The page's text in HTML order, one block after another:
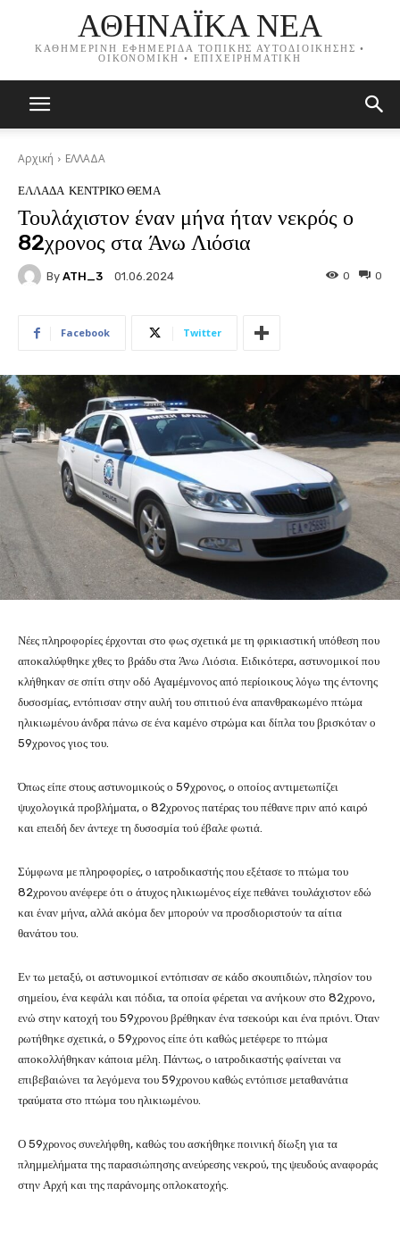
ΑΘΗΝΑΪΚΑ ΝΕΑ
ΚΑΘΗΜΕΡΙΝΗ ΕΦΗΜΕΡΙΔΑ ΤΟΠΙΚΗΣ ΑΥΤΟΔΙΟΙΚΗΣΗΣ •
ΟΙΚΟΝΟΜΙΚΗ • ΕΠΙΧΕΙΡΗΜΑΤΙΚΗ
Αρχική ΕΛΛΑΔΑ
ΕΛΛΑΔΑ ΚΕΝΤΡΙΚΟ ΘΕΜΑ
Τουλάχιστον έναν μήνα ήταν νεκρός ο
82χρονος στα Άνω Λιόσια
By ATH_3 01.06.2024 0
0
Facebook Twitter
Νέες πληροφορίες έρχονται στο φως σχετικά με τη φρικιαστική υπόθεση που
αποκαλύφθηκε χθες το βράδυ στα Άνω Λιόσια. Ειδικότερα, αστυνομικοί που
κλήθηκαν σε σπίτι στην οδό Αγαμέμνονος από περίοικους λόγω της έντονης
δυσοσμίας, εντόπισαν στην αυλή του σπιτιού ένα απανθρακωμένο πτώμα
ηλικιωμένου άνδρα πάνω σε ένα καμένο στρώμα και δίπλα του βρισκόταν ο
59χρονος γιος του.
Όπως είπε στους αστυνομικούς ο 59χρονος, ο οποίος αντιμετωπίζει
ψυχολογικά προβλήματα, ο 82χρονος πατέρας του πέθανε πριν από καιρό
και επειδή δεν άντεχε τη δυσοσμία τού έβαλε φωτιά.
Σύμφωνα με πληροφορίες, ο ιατροδικαστής που εξέτασε το πτώμα του
82χρονου ανέφερε ότι ο άτυχος ηλικιωμένος είχε πεθάνει τουλάχιστον εδώ
και έναν μήνα, αλλά ακόμα δεν μπορούν να προσδιοριστούν τα αίτια
θανάτου του.
Εν τω μεταξύ, οι αστυνομικοί εντόπισαν σε κάδο σκουπιδιών, πλησίον του
σημείου, ένα κεφάλι και πόδια, τα οποία φέρεται να ανήκουν στο 82χρονο,
ενώ στην κατοχή του 59χρονου βρέθηκαν ένα τσεκούρι και ένα πριόνι. Όταν
ρωτήθηκε σχετικά, ο 59χρονος είπε ότι καθώς μετέφερε το πτώμα
αποκολλήθηκαν κάποια μέλη. Πάντως, ο ιατροδικαστής φαίνεται να
επιβεβαιώνει τα λεγόμενα του 59χρονου καθώς εντόπισε μεταθανάτια
τραύματα στο πτώμα του ηλικιωμένου.
Ο 59χρονος συνελήφθη, καθώς του ασκήθηκε ποινική δίωξη για τα
πλημμελήματα της παρασιώπησης ανεύρεσης νεκρού, της ψευδούς αναφοράς
στην Αρχή και της παράνομης οπλοκατοχής.